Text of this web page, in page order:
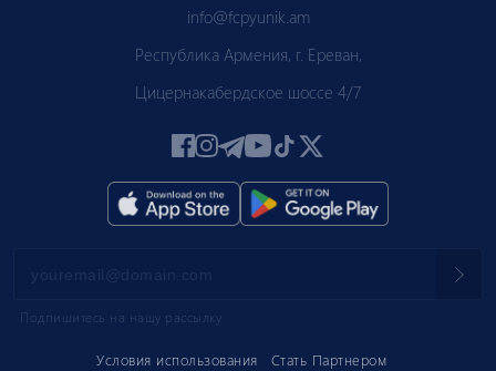
Условия использования Стать Партнером
info@fcpyunik.am
Республика Армения, г. Ереван,
Цицернакабердское шоссе 4/7
Подпишитесь на нашу рассылку